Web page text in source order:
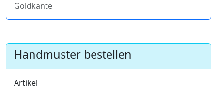
Goldkante
Handmuster bestellen
Artikel